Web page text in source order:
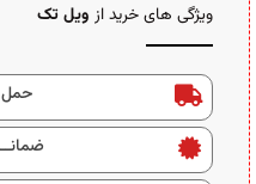
ویژگی های خرید از ویل تک